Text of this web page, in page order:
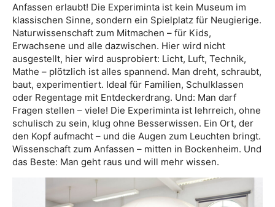
Anfassen erlaubt! Die Experiminta ist kein Museum im
klassischen Sinne, sondern ein Spielplatz für Neugierige.
Naturwissenschaft zum Mitmachen – für Kids,
Erwachsene und alle dazwischen. Hier wird nicht
ausgestellt, hier wird ausprobiert: Licht, Luft, Technik,
Mathe – plötzlich ist alles spannend. Man dreht, schraubt,
baut, experimentiert. Ideal für Familien, Schulklassen
oder Regentage mit Entdeckerdrang. Und: Man darf
Fragen stellen – viele! Die Experiminta ist lehrreich, ohne
schulisch zu sein, klug ohne Besserwissen. Ein Ort, der
den Kopf aufmacht – und die Augen zum Leuchten bringt.
Wissenschaft zum Anfassen – mitten in Bockenheim. Und
das Beste: Man geht raus und will mehr wissen.